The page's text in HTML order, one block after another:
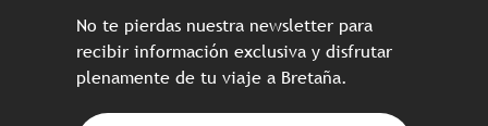
No te pierdas nuestra newsletter para
recibir información exclusiva y disfrutar
plenamente de tu viaje a Bretaña.